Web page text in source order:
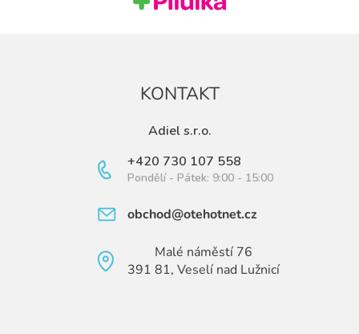
KONTAKT
Adiel s.r.o.
+420 730 107 558
Pondělí - Pátek: 9:00 - 15:00
obchod@otehotnet.cz
Malé náměstí 76
391 81, Veselí nad Lužnicí